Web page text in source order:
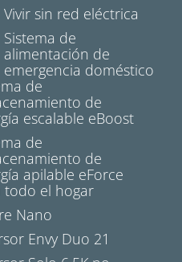
Vivir sin red eléctrica
Sistema de
alimentación de
emergencia doméstico
de
de
escalable eBoost
de
de
apilable eForce
todo el hogar
Nano
Envy Duo 21